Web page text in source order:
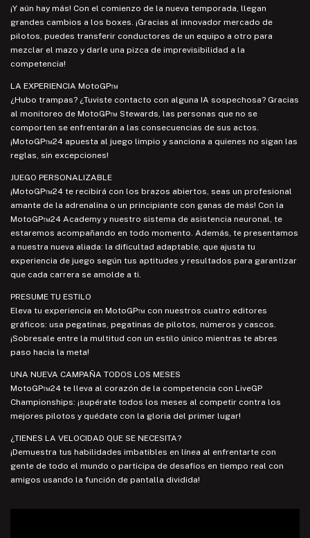
¡Y aún hay más! Con el comienzo de la nueva temporada, llegan
grandes cambios a los boxes. ¡Gracias al innovador mercado de
pilotos, puedes transferir conductores de un equipo a otro para
mezclar el mazo y darle una pizca de imprevisibilidad a la
competencia!
LA EXPERIENCIA MotoGP™
¿Hubo trampas? ¿Tuviste contacto con alguna IA sospechosa? Gracias
al monitoreo de MotoGP™ Stewards, las personas que no se
comporten se enfrentarán a las consecuencias de sus actos.
¡MotoGP™24 apuesta al juego limpio y sanciona a quienes no sigan las
reglas, sin excepciones!
JUEGO PERSONALIZABLE
¡MotoGP™24 te recibirá con los brazos abiertos, seas un profesional
amante de la adrenalina o un principiante con ganas de más! Con la
MotoGP™24 Academy y nuestro sistema de asistencia neuronal, te
estaremos acompañando en todo momento. Además, te presentamos
a nuestra nueva aliada: la dificultad adaptable, que ajusta tu
experiencia de juego según tus aptitudes y resultados para garantizar
que cada carrera se amolde a ti.
PRESUME TU ESTILO
Eleva tu experiencia en MotoGP™ con nuestros cuatro editores
gráficos: usa pegatinas, pegatinas de pilotos, números y cascos.
¡Sobresale entre la multitud con un estilo único mientras te abres
paso hacia la meta!
UNA NUEVA CAMPAÑA TODOS LOS MESES
MotoGP™24 te lleva al corazón de la competencia con LiveGP
Championships: ¡supérate todos los meses al competir contra los
mejores pilotos y quédate con la gloria del primer lugar!
¿TIENES LA VELOCIDAD QUE SE NECESITA?
¡Demuestra tus habilidades imbatibles en línea al enfrentarte con
gente de todo el mundo o participa de desafíos en tiempo real con
amigos usando la función de pantalla dividida!